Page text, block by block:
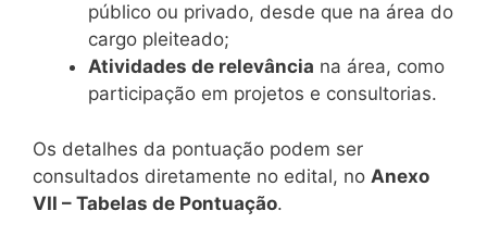
público ou privado, desde que na área do
cargo pleiteado;
Atividades de relevância na área, como
participação em projetos e consultorias.
Os detalhes da pontuação podem ser
consultados diretamente no edital, no Anexo
VII – Tabelas de Pontuação.